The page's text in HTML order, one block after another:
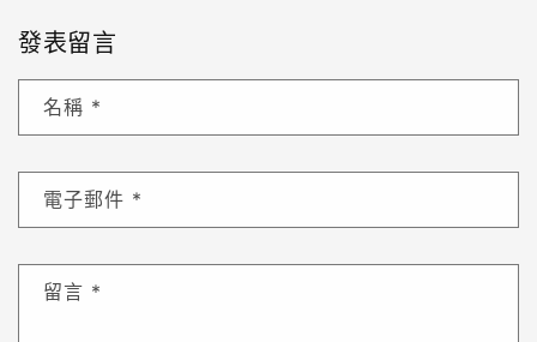
發表留言
名稱 *
電子郵件 *
留言 *